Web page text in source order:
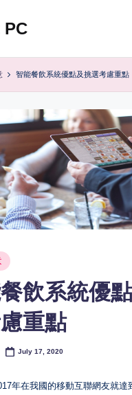
PC
智能餐飲系統優點及挑選考慮重點
飲系統優
重點
July 17, 2020
年在我國的移動互聯網友就達